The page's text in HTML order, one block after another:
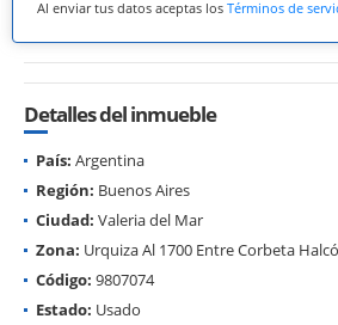
Al enviar tus datos aceptas los Términos de
Detalles del inmueble
País: Argentina
Región: Buenos Aires
Ciudad: Valeria del Mar
Zona: Urquiza Al 1700 Entre Corbeta
Código: 9807074
Estado: Usado